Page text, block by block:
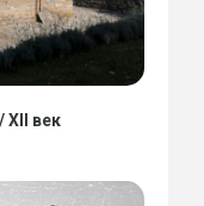
XII век